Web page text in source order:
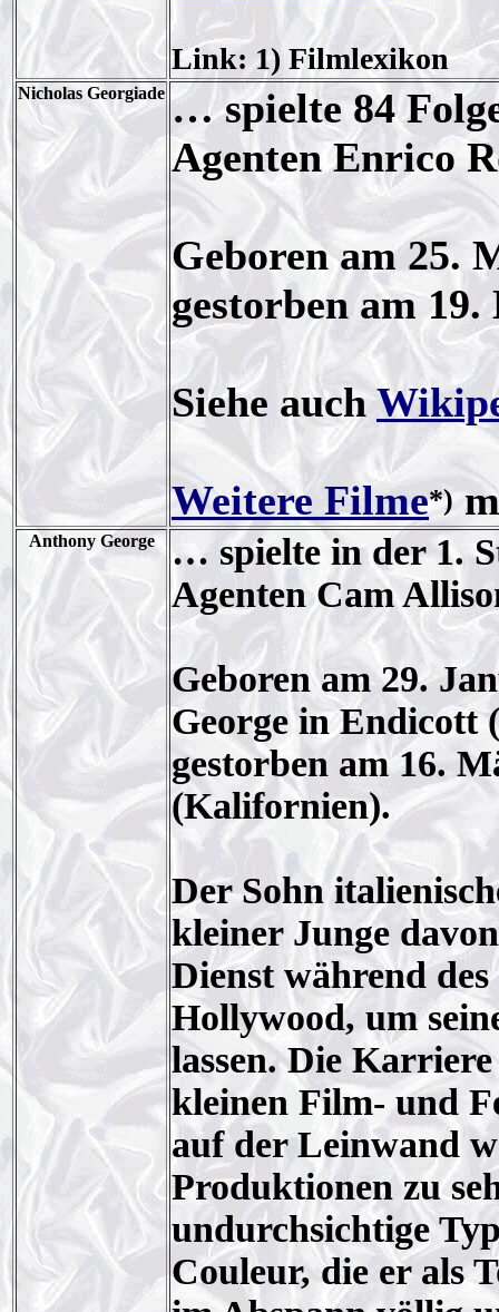
Link: 1) Filmlexikon
Nicholas Georgiade … spielte 84
Agenten Enrico
Geboren am 25.
gestorben am 19.
Siehe auch
Weitere Filme*)
Anthony George
… spielte in der 1.
Agenten Cam
Geboren am 29.
George in Endicott
gestorben am 16.
(Kalifornien).
Der Sohn
kleiner Junge
Dienst während
Hollywood, um
lassen. Die
kleinen Film- und
auf der Leinwand
Produktionen zu
undurchsichtige
Couleur, die er als